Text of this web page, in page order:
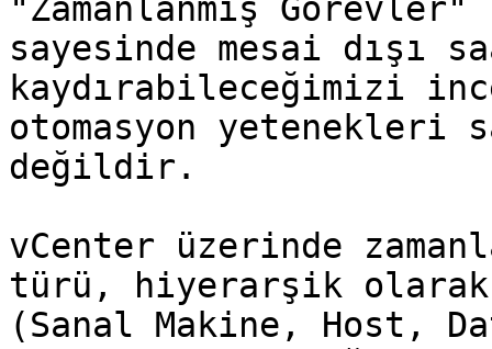
"Zamanlanmış
sayesinde mesai dışı
kaydırabileceğimizi
otomasyon yetenekleri
değildir.
vCenter üzerinde
türü, hiyerarşik olarak
(Sanal Makine, Host,